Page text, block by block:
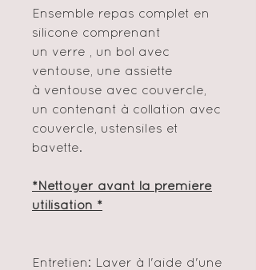
Ensemble repas complet en
silicone comprenant
un verre , un bol avec
ventouse, une assiette
à ventouse avec couvercle,
un contenant à collation avec
couvercle, ustensiles et
bavette.
*Nettoyer avant la première
utilisation *
Entretien: Laver à l'aide d'une